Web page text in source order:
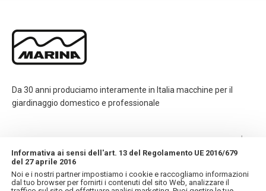
Da 30 anni produciamo interamente in Italia macchine per il
giardinaggio domestico e professionale
INFORMAZIONI
Informativa ai sensi dell'art. 13 del Regolamento UE 2016/679
del 27 aprile 2016
Noi e i nostri partner impostiamo i cookie e raccogliamo informazioni
dal tuo browser per fornirti i contenuti del sito Web, analizzare il